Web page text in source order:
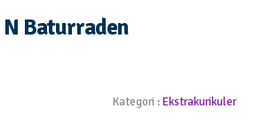
N Baturraden
Kategori :Ekstrakurikuler